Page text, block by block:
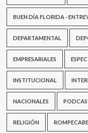
BUEN DÍA FLORIDA -
DEPARTAMENTAL
EMPRESARIALES
INSTITUCIONAL
NACIONALES
RELIGIÓN